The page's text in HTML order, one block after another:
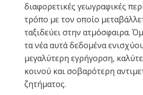
διαφορετικές γεωγραφικές
τρόπο με τον οποίο
ταξιδεύει στην ατμόσφαιρα.
τα νέα αυτά δεδομένα
μεγαλύτερη εγρήγορση,
κοινού και σοβαρότερη
ζητήματος.